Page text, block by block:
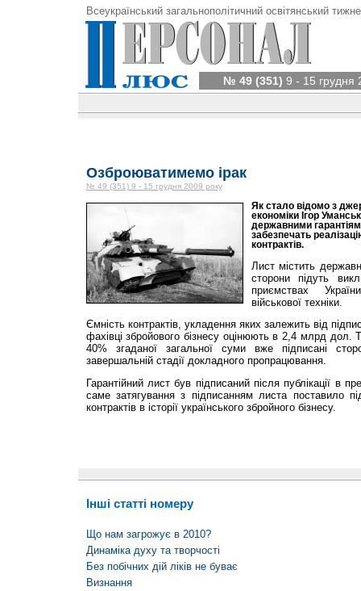
Всеукраїнський загальнополітичний освітянський
№ 49 (351) 9 - 15 грудня
Озброюватимемо ірак
№ 49 (351) 9 - 15 грудня 2009 року
Як стало відомо з
економіки Ігор
державними
забезпечать
контрактів.
Лист містить
сторони підуть
приємствах
військової техніки.
Ємність контрактів, укладення яких залежить від
фахівці збройового бізнесу оцінюють в 2,4 млрд дол.
40% згаданої загальної суми вже підписані
завершальній стадії докладного пропрацювання.
Гарантійний лист був підписаний після публікації в
саме затягування з підписанням листа поставило
контрактів в історії українського збройного бізнесу.
Інші статті номеру
Що нам загрожує в 2010?
Динаміка духу та творчості
Без побічних дій ліків не буває
Визнання